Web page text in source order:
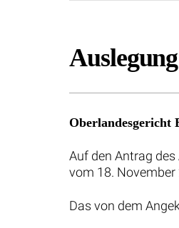
Oberlandesgericht
Auf den Antrag
vom 18.
Das von dem